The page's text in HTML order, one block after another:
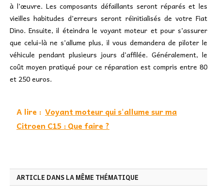
à l’œuvre. Les composants défaillants seront réparés et les
vieilles habitudes d’erreurs seront réinitialisés de votre Fiat
Dino. Ensuite, il éteindra le voyant moteur et pour s’assurer
que celui-là ne s’allume plus, il vous demandera de piloter le
véhicule pendant plusieurs jours d’affilée. Généralement, le
coût moyen pratiqué pour ce réparation est compris entre 80
et 250 euros.
A lire : Voyant moteur qui s'allume sur ma
Citroen C15 : Que faire ?
ARTICLE DANS LA MÊME THÉMATIQUE